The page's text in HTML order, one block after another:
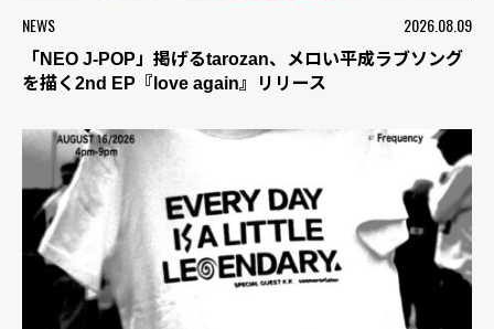
NEWS 2026.08.09
「NEO J-POP」掲げるtarozan、メロい平成ラブソング
を描く2nd EP『love again』リリース